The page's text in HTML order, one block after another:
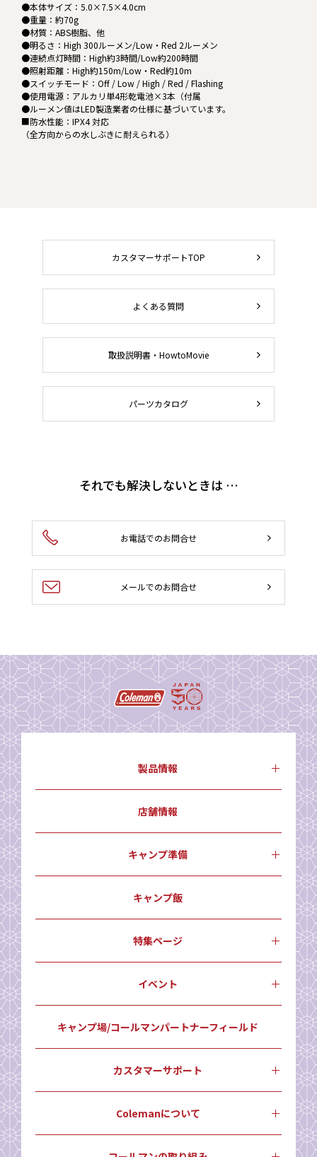
●本体サイズ：5.0×7.5×4.0cm
●重量：約70g
●材質：ABS樹脂、他
●明るさ：High 300ルーメン/Low・Red 2ルーメン
●連続点灯時間：High約3時間/Low約200時間
●照射距離：High約150m/Low・Red約10m
●スイッチモード：Off / Low / High / Red / Flashing
●使用電源：アルカリ単4形乾電池×3本（付属
●ルーメン値はLED製造業者の仕様に基づいています。
■防水性能：IPX4 対応
（全方向からの水しぶきに耐えられる）
カスタマーサポートTOP
よくある質問
取扱説明書・HowtoMovie
パーツカタログ
それでも解決しないときは …
お電話でのお問合せ
メールでのお問合せ
製品情報
店舗情報
キャンプ準備
キャンプ飯
特集ページ
イベント
キャンプ場/コールマンパートナーフィールド
カスタマーサポート
Colemanについて